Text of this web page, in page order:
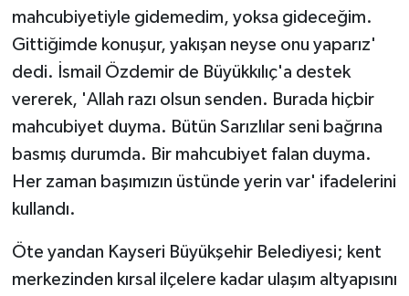
mahcubiyetiyle gidemedim, yoksa gideceğim.
Gittiğimde konuşur, yakışan neyse onu yaparız'
dedi. İsmail Özdemir de Büyükkılıç'a destek
vererek, 'Allah razı olsun senden. Burada hiçbir
mahcubiyet duyma. Bütün Sarızlılar seni bağrına
basmış durumda. Bir mahcubiyet falan duyma.
Her zaman başımızın üstünde yerin var' ifadelerini
kullandı.
Öte yandan Kayseri Büyükşehir Belediyesi; kent
merkezinden kırsal ilçelere kadar ulaşım altyapısını